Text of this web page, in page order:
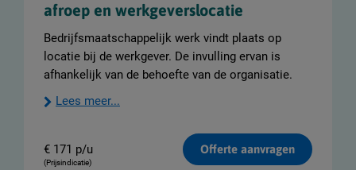
afroep en werkgeverslocatie
Bedrijfsmaatschappelijk werk vindt plaats op
locatie bij de werkgever. De invulling ervan is
afhankelijk van de behoefte van de organisatie.
Lees meer...
€ 171 p/u
(Prijsindicatie)
Offerte aanvragen